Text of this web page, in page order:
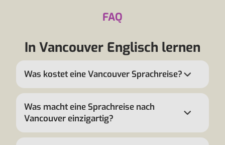
FAQ
In Vancouver Englisch lernen
Was kostet eine Vancouver Sprachreise?
Was macht eine Sprachreise nach
Vancouver einzigartig?